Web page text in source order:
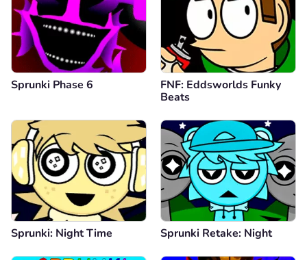
Sprunki Phase 6
FNF: Eddsworlds Funky
Beats
Sprunki: Night Time Sprunki Retake: Night